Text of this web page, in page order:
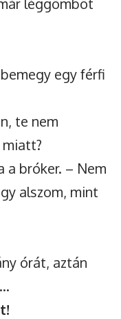
egy férfi
te nem
a bróker. – Nem
alszom, mint
órát, aztán